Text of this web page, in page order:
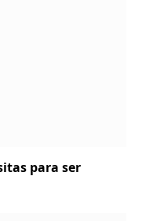
para ser